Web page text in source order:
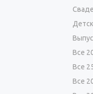
Все
Все
Все